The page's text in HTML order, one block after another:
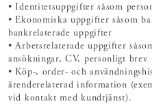
• Identitetsuppgifter såsom
• Ekonomiska uppgifter såsom
bankrelaterade uppgifter
• Arbetsrelaterade uppgifter
ansökningar, CV, personligt brev
• Köp-, order- och
ärenderelaterad information
vid kontakt med kundtjänst).